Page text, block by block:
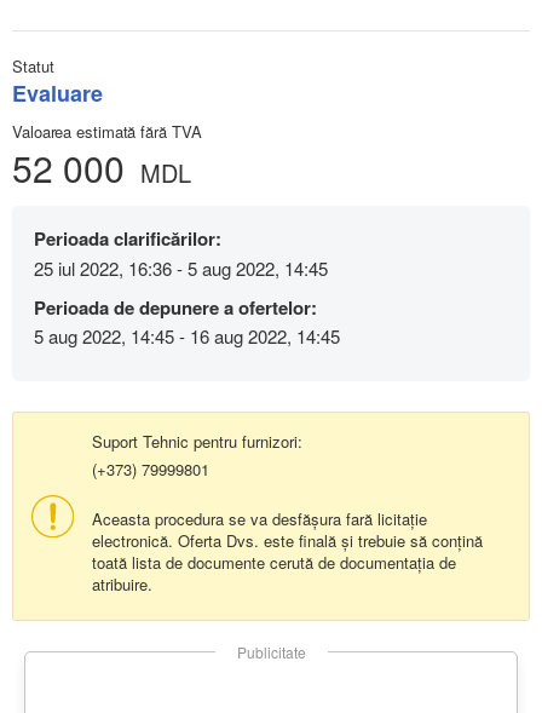
Statut
Evaluare
Valoarea estimată fără TVA
52 000 MDL
Perioada clarificărilor:
25 iul 2022, 16:36 - 5 aug 2022, 14:45
Perioada de depunere a ofertelor:
5 aug 2022, 14:45 - 16 aug 2022, 14:45
Suport Tehnic pentru furnizori:
(+373) 79999801
Aceasta procedura se va desfășura fară licitație
electronică. Oferta Dvs. este finală și trebuie să conțină
toată lista de documente cerută de documentația de
atribuire.
Publicitate